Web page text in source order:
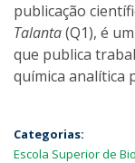
publicação
Talanta(Q1), é um
que publica
química analítica
Categorias:
Escola Superior de